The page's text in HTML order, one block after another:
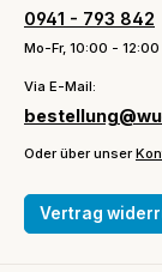
0941 - 793 842
Mo-Fr, 10:00 - 12:00
Via E-Mail:
Oder über unser
Vertrag